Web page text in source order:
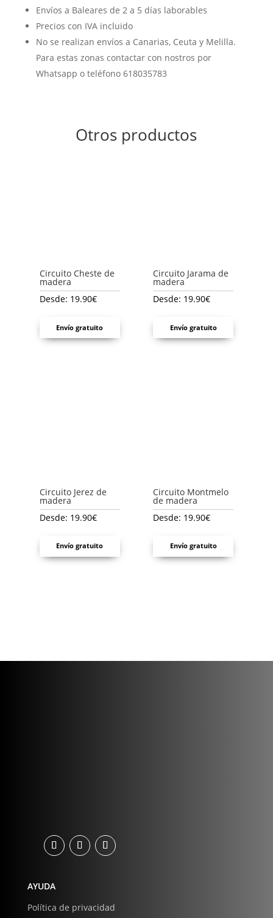
Envíos a Baleares de 2 a 5 días laborables
Precios con IVA incluido
No se realizan envíos a Canarias, Ceuta y Melilla.
Para estas zonas contactar con nostros por
Whatsapp o teléfono 618035783
Otros productos
Circuito Cheste de
madera
Desde: 19.90€
Envío gratuito
Circuito Jarama de
madera
Desde: 19.90€
Envío gratuito
Circuito Jerez de
madera
Desde: 19.90€
Envío gratuito
Circuito Montmelo
de madera
Desde: 19.90€
Envío gratuito
AYUDA
Política de privacidad